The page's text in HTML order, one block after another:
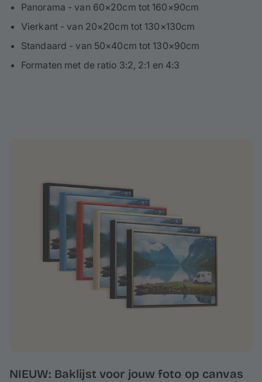
Panorama - van 60×20cm tot 160×90cm
Vierkant - van 20×20cm tot 130×130cm
Standaard - van 50×40cm tot 130×90cm
Formaten met de ratio 3:2, 2:1 en 4:3
NIEUW: Baklijst voor jouw foto op canvas